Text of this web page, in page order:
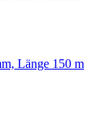
Länge 150 m